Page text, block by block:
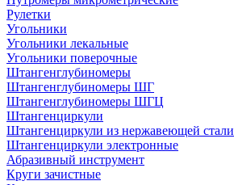
Рулетки
Угольники
Угольники лекальные
Угольники поверочные
Штангенглубиномеры
Штангенглубиномеры ШГ
Штангенглубиномеры ШГЦ
Штангенциркули
Штангенциркули из нержавеющей стали
Штангенциркули электронные
Абразивный инструмент
Круги зачистные